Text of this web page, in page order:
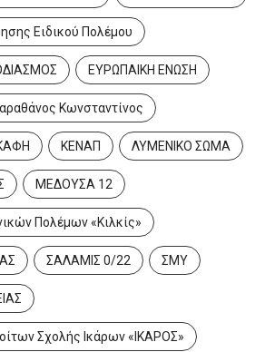
Ειδικού Πολέμου
ΕΥΡΩΠΑΙΚΗ ΕΝΩΣΗ
Κωνσταντίνος
ΚΕΝΑΠ ΛΥΜΕΝΙΚΟ ΣΩΜΑ
ΜΕΔΟΥΣΑ 12
Πολέμων «Κιλκίς»
ΣΑΛΑΜΙΣ 0/22 ΣΜΥ
Σχολής Ικάρων «ΙΚΑΡΟΣ»